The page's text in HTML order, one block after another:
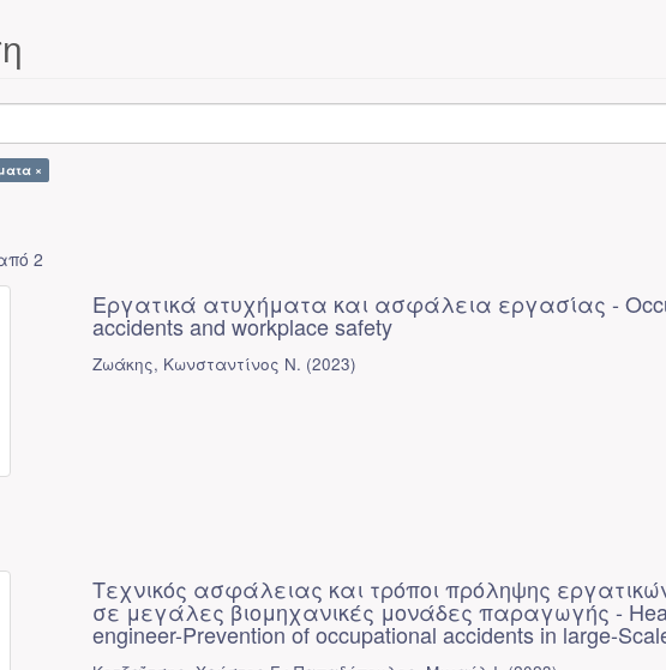
×
2
Εργατικά ατυχήματα και ασφάλεια εργασίας -
accidents and workplace safety
Ζωάκης, Κωνσταντίνος Ν. (2023)
Τεχνικός ασφάλειας και τρόποι πρόληψης
σε μεγάλες βιομηχανικές μονάδες παραγωγής -
engineer-Prevention of occupational accidents in large-